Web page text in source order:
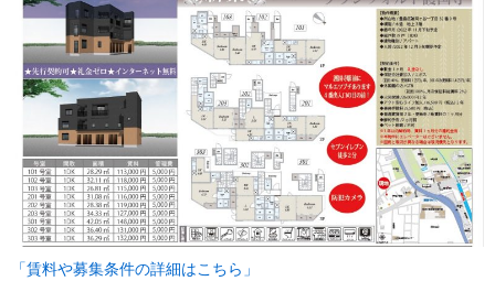
「賃料や募集条件の詳細はこちら」